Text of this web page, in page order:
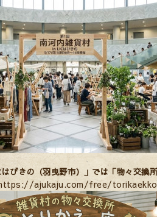
びきの（羽曳野市） 」では「物々交
ajukaju.com/free/torikaekko